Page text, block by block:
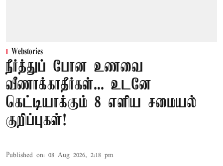
Webstories
நீர்த்துப் போன உணவை
வீணாக்காதீர்கள்... உடனே
கெட்டியாக்கும் 8 எளிய சமையல்
குறிப்புகள்!
Published on: 08 Aug 2026, 2:18 pm